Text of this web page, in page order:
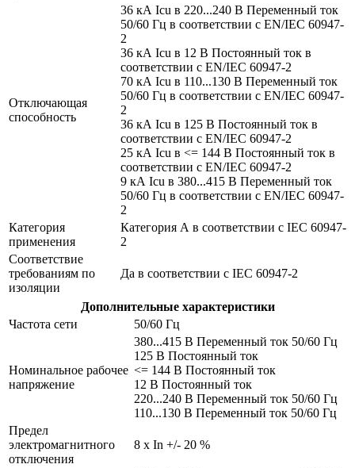
Отключающая
способность
36 кА Icu в 220...240 В Переменный ток
50/60 Гц в соответствии с EN/IEC 60947-
2
36 кА Icu в 12 В Постоянный ток в
соответствии с EN/IEC 60947-2
70 кА Icu в 110...130 В Переменный ток
50/60 Гц в соответствии с EN/IEC 60947-
2
36 кА Icu в 125 В Постоянный ток в
соответствии с EN/IEC 60947-2
25 кА Icu в <= 144 В Постоянный ток в
соответствии с EN/IEC 60947-2
9 кА Icu в 380...415 В Переменный ток
50/60 Гц в соответствии с EN/IEC 60947-
2
Категория
применения
Категория А в соответствии с IEC 60947-
2
Соответствие
требованиям по
изоляции
Да в соответствии с IEC 60947-2
Дополнительные характеристики
Частота сети
50/60 Гц
Номинальное рабочее
напряжение
380...415 В Переменный ток 50/60 Гц
125 В Постоянный ток
<= 144 В Постоянный ток
12 В Постоянный ток
220...240 В Переменный ток 50/60 Гц
110...130 В Переменный ток 50/60 Гц
Предел
электромагнитного
отключения
8 x In +/- 20 %